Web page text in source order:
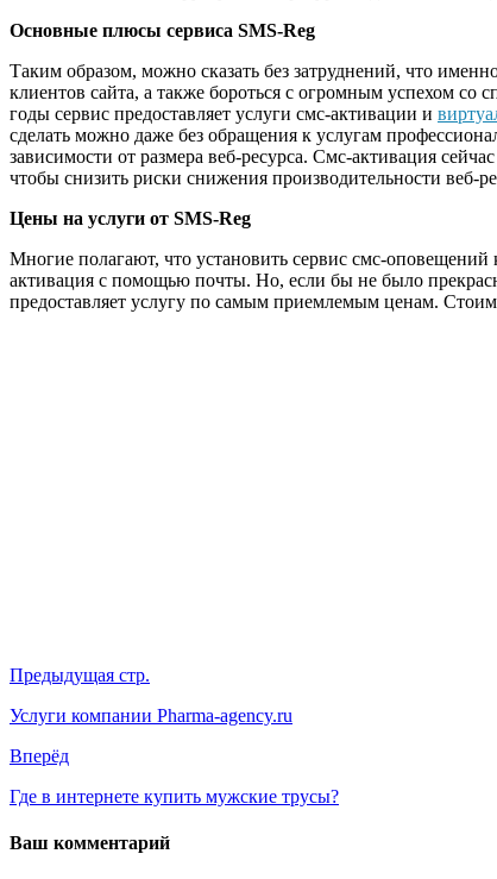
Основные плюсы сервиса SMS-Reg
Таким образом, можно сказать без затруднений, что
клиентов сайта, а также бороться с огромным успехом со
годы сервис предоставляет услуги смс-активации и
сделать можно даже без обращения к услугам
зависимости от размера веб-ресурса. Смс-активация
чтобы снизить риски снижения производительности веб-
Цены на услуги от SMS-Reg
Многие полагают, что установить сервис смс-
активация с помощью почты. Но, если бы не было
предоставляет услугу по самым приемлемым ценам.
Предыдущая стр.
Услуги компании Pharma-agency.ru
Вперёд
Где в интернете купить мужские трусы?
Ваш комментарий